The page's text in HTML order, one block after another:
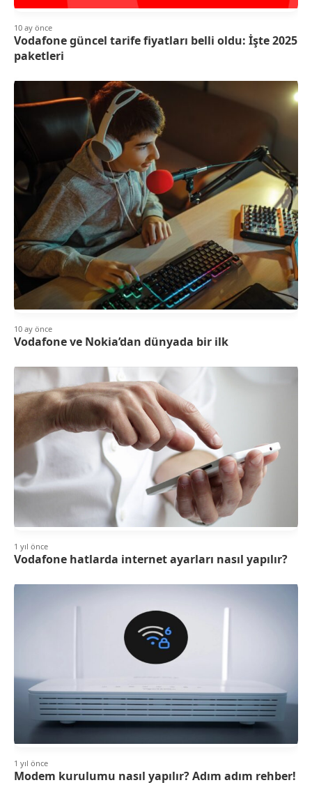
10 ay önce
Vodafone güncel tarife fiyatları belli oldu: İşte 2025
paketleri
10 ay önce
Vodafone ve Nokia’dan dünyada bir ilk
1 yıl önce
Vodafone hatlarda internet ayarları nasıl yapılır?
1 yıl önce
Modem kurulumu nasıl yapılır? Adım adım rehber!